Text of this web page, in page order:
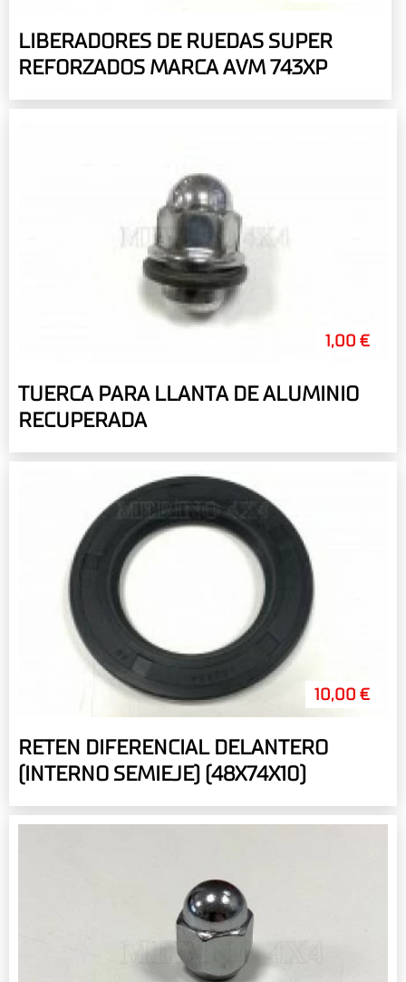
LIBERADORES DE RUEDAS SUPER
REFORZADOS MARCA AVM 743XP
1,00 €
TUERCA PARA LLANTA DE ALUMINIO
RECUPERADA
10,00 €
RETEN DIFERENCIAL DELANTERO
(INTERNO SEMIEJE) (48X74X10)